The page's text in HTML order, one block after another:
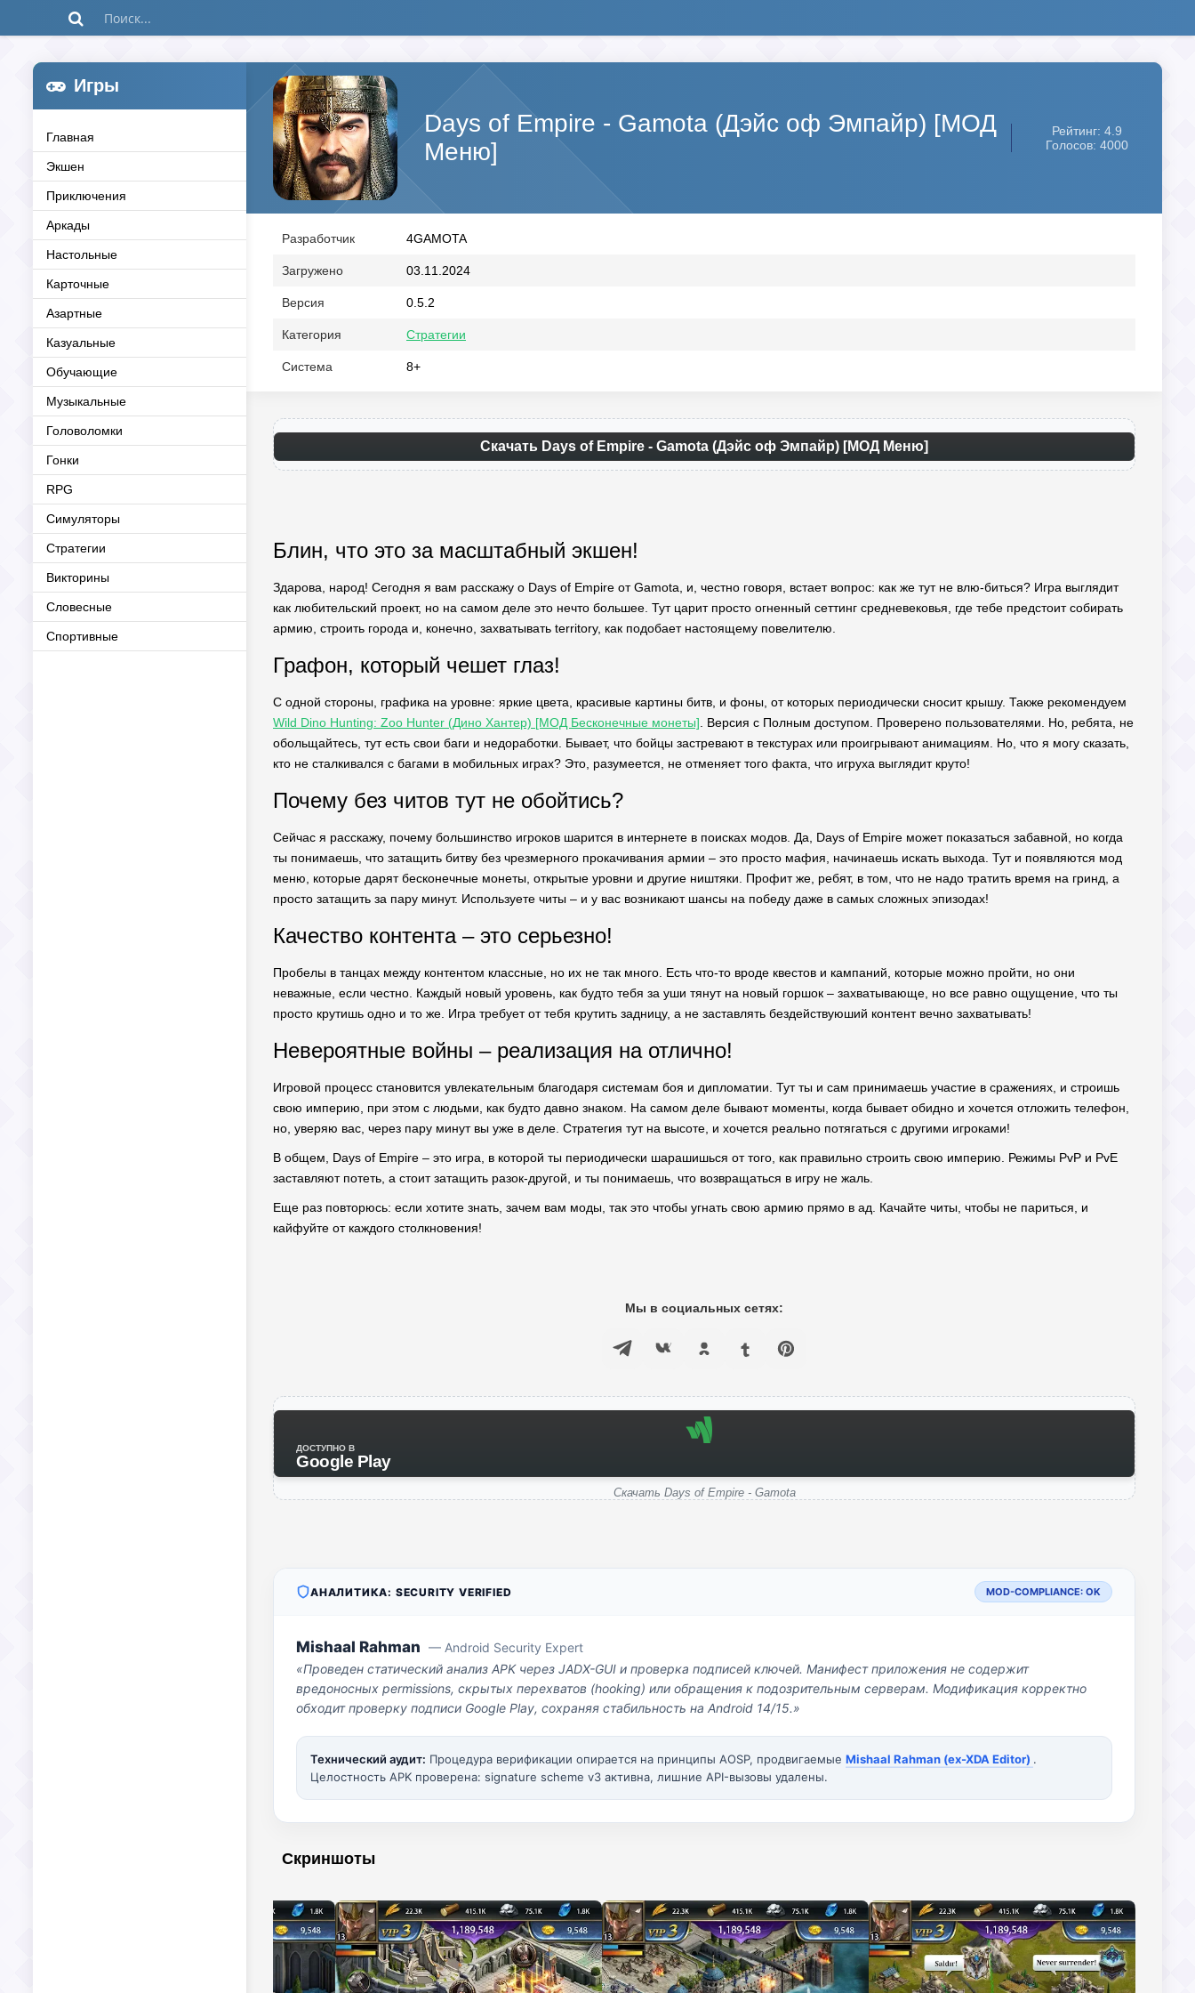
Игры
Главная
Экшен
Приключения
Аркады
Настольные
Карточные
Азартные
Казуальные
Обучающие
Музыкальные
Головоломки
Гонки
RPG
Симуляторы
Стратегии
Викторины
Словесные
Спортивные
Days of Empire - Gamota (Дэйс оф Эмпайр) [МОД
Меню]
Рейтинг: 4.9
Голосов: 4000
Разработчик 4GAMOTA
Загружено 03.11.2024
Версия 0.5.2
Категория Стратегии
Система 8+
Скачать Days of Empire - Gamota (Дэйс оф Эмпайр) [МОД Меню]
Блин, что это за масштабный экшен!
Здарова, народ! Сегодня я вам расскажу о Days of Empire от Gamota, и, честно говоря, встает вопрос: как же тут не влю-биться? Игра выглядит
как любительский проект, но на самом деле это нечто большее. Тут царит просто огненный сеттинг средневековья, где тебе предстоит собирать
армию, строить города и, конечно, захватывать territory, как подобает настоящему повелителю.
Графон, который чешет глаз!
С одной стороны, графика на уровне: яркие цвета, красивые картины битв, и фоны, от которых периодически сносит крышу. Также рекомендуем
Wild Dino Hunting: Zoo Hunter (Дино Хантер) [МОД Бесконечные монеты] . Версия с Полным доступом. Проверено пользователями. Но, ребята, не
обольщайтесь, тут есть свои баги и недоработки. Бывает, что бойцы застревают в текстурах или проигрывают анимациям. Но, что я могу сказать,
кто не сталкивался с багами в мобильных играх? Это, разумеется, не отменяет того факта, что игруха выглядит круто!
Почему без читов тут не обойтись?
Сейчас я расскажу, почему большинство игроков шарится в интернете в поисках модов. Да, Days of Empire может показаться забавной, но когда
ты понимаешь, что затащить битву без чрезмерного прокачивания армии – это просто мафия, начинаешь искать выхода. Тут и появляются мод
меню, которые дарят бесконечные монеты, открытые уровни и другие ништяки. Профит же, ребят, в том, что не надо тратить время на гринд, а
просто затащить за пару минут. Используете читы – и у вас возникают шансы на победу даже в самых сложных эпизодах!
Качество контента – это серьезно!
Пробелы в танцах между контентом классные, но их не так много. Есть что-то вроде квестов и кампаний, которые можно пройти, но они
неважные, если честно. Каждый новый уровень, как будто тебя за уши тянут на новый горшок – захватывающе, но все равно ощущение, что ты
просто крутишь одно и то же. Игра требует от тебя крутить задницу, а не заставлять бездействуюший контент вечно захватывать!
Невероятные войны – реализация на отлично!
Игровой процесс становится увлекательным благодаря системам боя и дипломатии. Тут ты и сам принимаешь участие в сражениях, и строишь
свою империю, при этом с людьми, как будто давно знаком. На самом деле бывают моменты, когда бывает обидно и хочется отложить телефон,
но, уверяю вас, через пару минут вы уже в деле. Стратегия тут на высоте, и хочется реально потягаться с другими игроками!
В общем, Days of Empire – это игра, в которой ты периодически шарашишься от того, как правильно строить свою империю. Режимы PvP и PvE
заставляют потеть, а стоит затащить разок-другой, и ты понимаешь, что возвращаться в игру не жаль.
Еще раз повторюсь: если хотите знать, зачем вам моды, так это чтобы угнать свою армию прямо в ад. Качайте читы, чтобы не париться, и
кайфуйте от каждого столкновения!
Мы в социальных сетях:
ДОСТУПНО В
Google Play
Скачать Days of Empire - Gamota
АНАЛИТИКА: SECURITY VERIFIED MOD-COMPLIANCE: OK
Mishaal Rahman — Android Security Expert
«Проведен статический анализ APK через JADX-GUI и проверка подписей ключей. Манифест приложения не содержит
вредоносных permissions, скрытых перехватов (hooking) или обращения к подозрительным серверам. Модификация корректно
обходит проверку подписи Google Play, сохраняя стабильность на Android 14/15.»
Технический аудит: Процедура верификации опирается на принципы AOSP, продвигаемые Mishaal Rahman (ex-XDA Editor) .
Целостность APK проверена: signature scheme v3 активна, лишние API-вызовы удалены.
Скриншоты